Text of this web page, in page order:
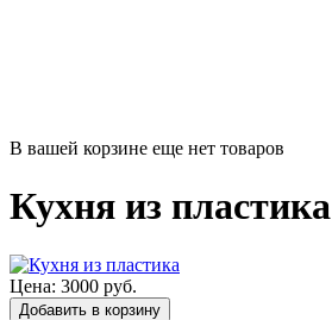
В вашей корзине еще нет товаров
Кухня из пластика
Цена: 3000 руб.